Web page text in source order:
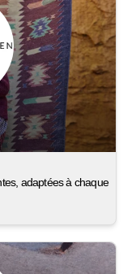
adaptées à chaque